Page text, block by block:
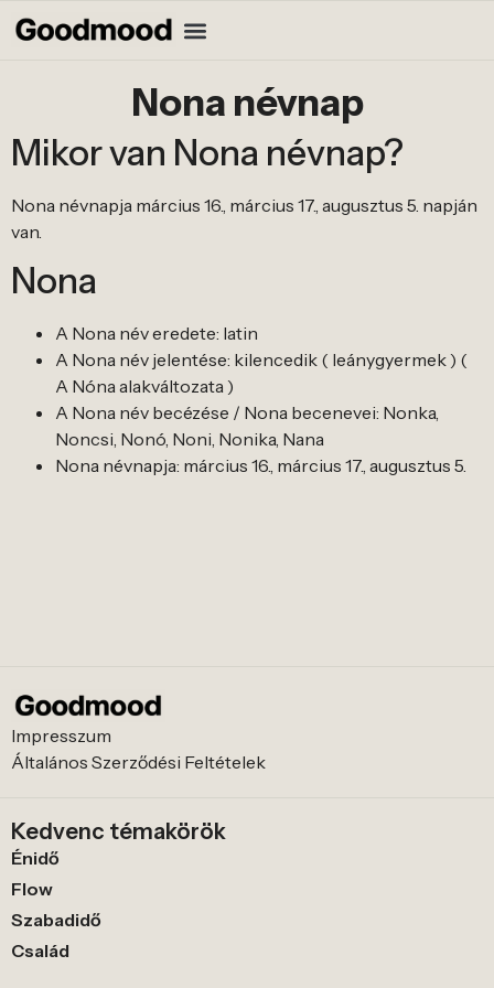
Nona névnap
Mikor van Nona névnap?
Nona névnapja március 16., március 17., augusztus 5. napján
van.
Nona
A Nona név eredete: latin
A Nona név jelentése: kilencedik ( leánygyermek ) (
A Nóna alakváltozata )
A Nona név becézése / Nona becenevei: Nonka,
Noncsi, Nonó, Noni, Nonika, Nana
Nona névnapja: március 16., március 17., augusztus 5.
Impresszum
Általános Szerződési Feltételek
Kedvenc témakörök
Énidő
Flow
Szabadidő
Család